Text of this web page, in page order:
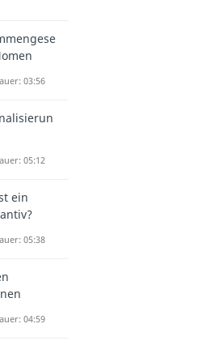
03:56
05:12
ein
05:38
04:59